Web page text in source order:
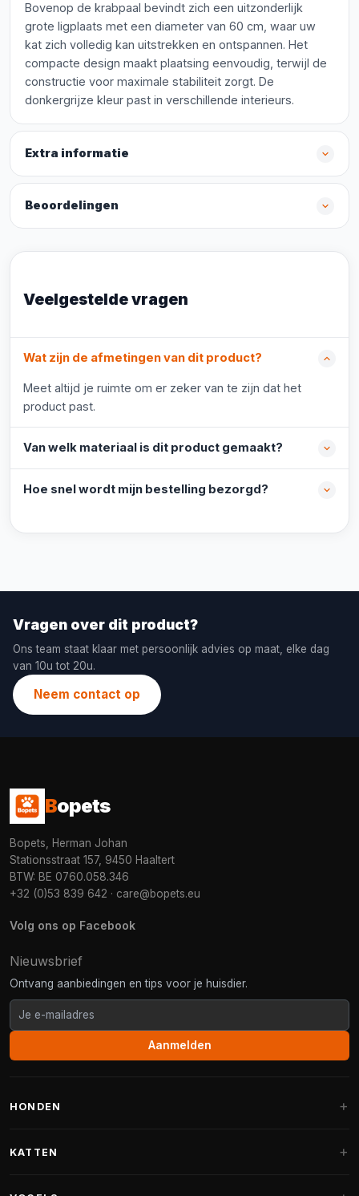
Bovenop de krabpaal bevindt zich een uitzonderlijk
grote ligplaats met een diameter van 60 cm, waar uw
kat zich volledig kan uitstrekken en ontspannen. Het
compacte design maakt plaatsing eenvoudig, terwijl de
constructie voor maximale stabiliteit zorgt. De
donkergrijze kleur past in verschillende interieurs.
Extra informatie
Beoordelingen
Veelgestelde vragen
Wat zijn de afmetingen van dit product?
Meet altijd je ruimte om er zeker van te zijn dat het
product past.
Van welk materiaal is dit product gemaakt?
Hoe snel wordt mijn bestelling bezorgd?
Vragen over dit product?
Ons team staat klaar met persoonlijk advies op maat, elke dag
van 10u tot 20u.
Neem contact op
Bopets
Bopets, Herman Johan
Stationsstraat 157, 9450 Haaltert
BTW: BE 0760.058.346
+32 (0)53 839 642 · care@bopets.eu
Volg ons op Facebook
Nieuwsbrief
Ontvang aanbiedingen en tips voor je huisdier.
Aanmelden
HONDEN
KATTEN